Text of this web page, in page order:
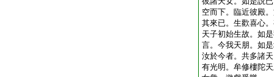
空而下。臨近彼殿
其來已。生歡喜心
天子初始生故。如
言。今我天朋。如
汝於今者。共多諸
有光明。牟修樓陀